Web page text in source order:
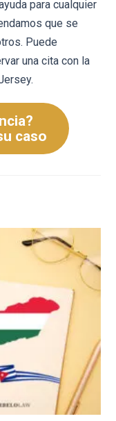
para cualquier
que se
Puede
una cita con la
caso